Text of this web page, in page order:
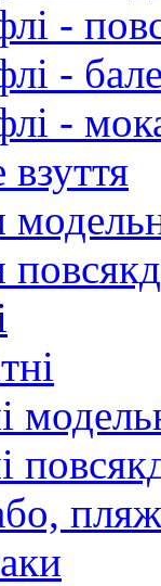
-
-
-